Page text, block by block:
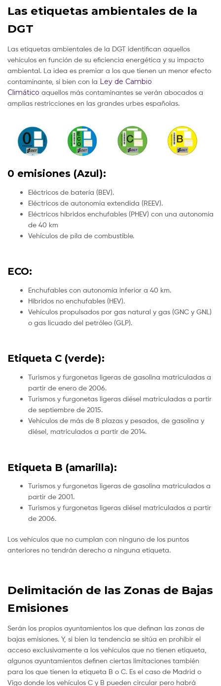
Las etiquetas ambientales de la
DGT
Las etiquetas ambientales de la DGT identifican aquellos
vehículos en función de su eficiencia energética y su impacto
ambiental. La idea es premiar a los que tienen un menor efecto
contaminante, si bien con la Ley de Cambio
Climático aquellos más contaminantes se verán abocados a
amplias restricciones en las grandes urbes españolas.
0 emisiones (Azul):
Eléctricos de batería (BEV).
Eléctricos de autonomía extendida (REEV).
Eléctricos híbridos enchufables (PHEV) con una autonomía
de 40 km
Vehículos de pila de combustible.
ECO:
Enchufables con autonomía inferior a 40 km.
Híbridos no enchufables (HEV).
Vehículos propulsados por gas natural y gas (GNC y GNL)
o gas licuado del petróleo (GLP).
Etiqueta C (verde):
Turismos y furgonetas ligeras de gasolina matriculadas a
partir de enero de 2006.
Turismos y furgonetas ligeras diésel matriculadas a partir
de septiembre de 2015.
Vehículos de más de 8 plazas y pesados, de gasolina y
diésel, matriculados a partir de 2014.
Etiqueta B (amarilla):
Turismos y furgonetas ligeras de gasolina matriculados a
partir de 2001.
Turismos y furgonetas ligeras diésel matriculados a partir
de 2006.
Los vehículos que no cumplan con ninguno de los puntos
anteriores no tendrán derecho a ninguna etiqueta.
Delimitación de las Zonas de Bajas
Emisiones
Serán los propios ayuntamientos los que definan las zonas de
bajas emisiones. Y, si bien la tendencia se sitúa en prohibir el
acceso exclusivamente a los vehículos que no tienen etiqueta,
algunos ayuntamientos definen ciertas limitaciones también
para los que tienen la etiqueta B o C. Es el caso de Madrid o
Vigo donde los vehículos C y B pueden circular pero habrá